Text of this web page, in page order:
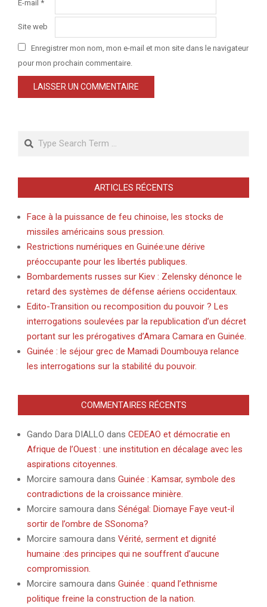
E-mail *
Site web
Enregistrer mon nom, mon e-mail et mon site dans le navigateur
pour mon prochain commentaire.
Search
ARTICLES RÉCENTS
Face à la puissance de feu chinoise, les stocks de
missiles américains sous pression.
Restrictions numériques en Guinée:une dérive
préoccupante pour les libertés publiques.
Bombardements russes sur Kiev : Zelensky dénonce le
retard des systèmes de défense aériens occidentaux.
Edito-Transition ou recomposition du pouvoir ? Les
interrogations soulevées par la republication d’un décret
portant sur les prérogatives d’Amara Camara en Guinée.
Guinée : le séjour grec de Mamadi Doumbouya relance
les interrogations sur la stabilité du pouvoir.
COMMENTAIRES RÉCENTS
Gando Dara DIALLO dans CEDEAO et démocratie en
Afrique de l’Ouest : une institution en décalage avec les
aspirations citoyennes.
Morcire samoura dans Guinée : Kamsar, symbole des
contradictions de la croissance minière.
Morcire samoura dans Sénégal: Diomaye Faye veut-il
sortir de l’ombre de SSonoma?
Morcire samoura dans Vérité, serment et dignité
humaine :des principes qui ne souffrent d’aucune
compromission.
Morcire samoura dans Guinée : quand l’ethnisme
politique freine la construction de la nation.